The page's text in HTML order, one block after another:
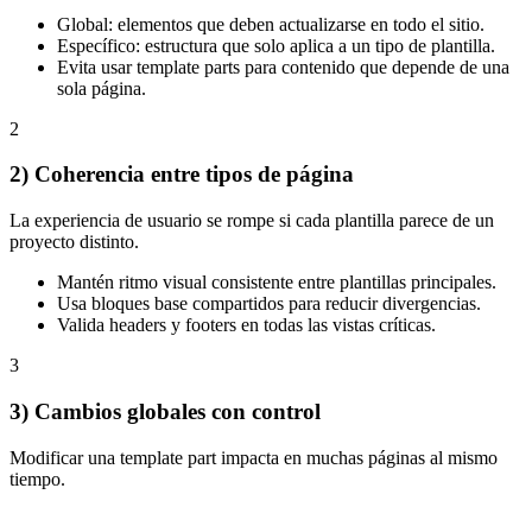
Global: elementos que deben actualizarse en todo el sitio.
Específico: estructura que solo aplica a un tipo de plantilla.
Evita usar template parts para contenido que depende de una
sola página.
2
2) Coherencia entre tipos de página
La experiencia de usuario se rompe si cada plantilla parece de un
proyecto distinto.
Mantén ritmo visual consistente entre plantillas principales.
Usa bloques base compartidos para reducir divergencias.
Valida headers y footers en todas las vistas críticas.
3
3) Cambios globales con control
Modificar una template part impacta en muchas páginas al mismo
tiempo.